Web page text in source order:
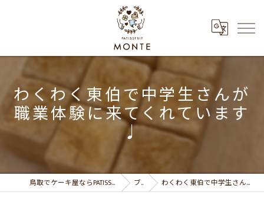
わくわく東伯で中学生さんが
職業体験に来てくれています
♩
鳥取でケーキ屋ならPATISSERIE MONTE パティスリーモンテ ブログ わくわく東伯で中学生さんが職業体験に来てくれています♩